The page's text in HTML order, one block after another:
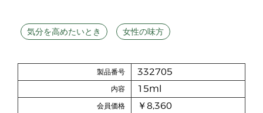
気分を高めたいとき 女性の味方
製品番号 332705
内容 15ml
会員価格 ￥8,360